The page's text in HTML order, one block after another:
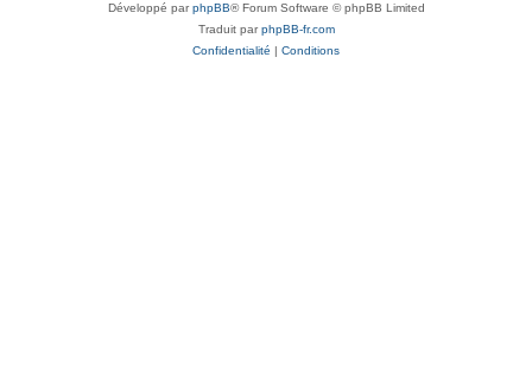
Développé parphpBB® Forum Software © phpBB Limited
Traduit parphpBB-fr.com
Confidentialité | Conditions